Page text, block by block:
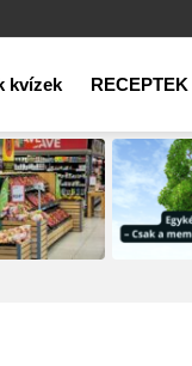
kvízek RECEPTEK